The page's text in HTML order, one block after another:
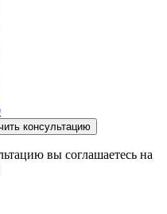
консультацию
вы соглашаетесь на